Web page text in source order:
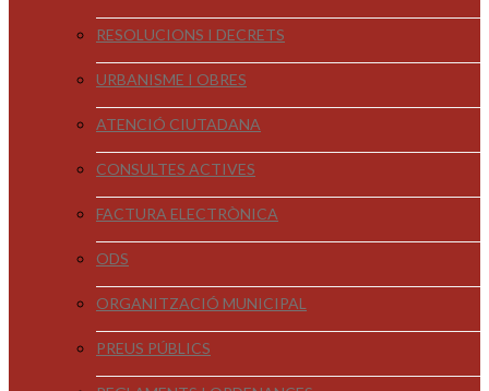
RESOLUCIONS I DECRETS
URBANISME I OBRES
ATENCIÓ CIUTADANA
CONSULTES ACTIVES
FACTURA ELECTRÒNICA
ODS
ORGANITZACIÓ MUNICIPAL
PREUS PÚBLICS